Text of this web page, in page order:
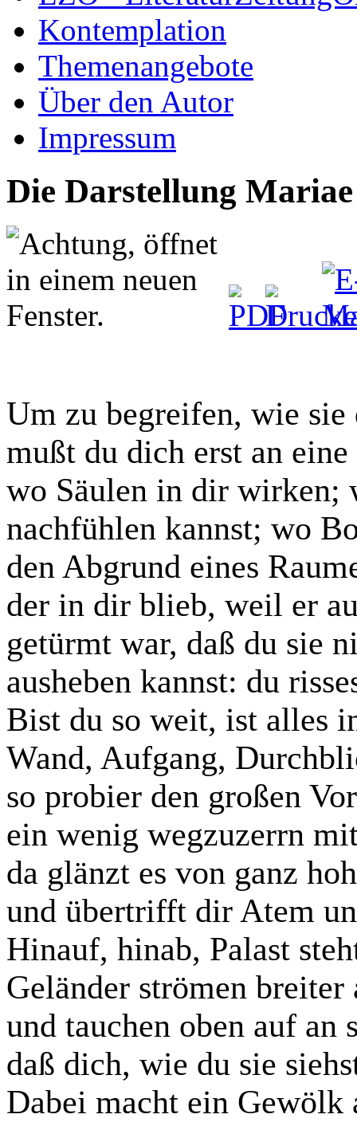
Kontemplation
Themenangebote
Über den Autor
Impressum
Die Darstellung
Um zu begreifen, wie sie
mußt du dich erst an
wo Säulen in dir wirken;
nachfühlen kannst; wo
den Abgrund eines
der in dir blieb, weil er
getürmt war, daß du sie
ausheben kannst: du
Bist du so weit, ist alles
Wand, Aufgang,
so probier den großen
ein wenig wegzuzerrn
da glänzt es von ganz
und übertrifft dir Atem
Hinauf, hinab, Palast
Geländer strömen breiter
und tauchen oben auf an
daß dich, wie du sie
Dabei macht ein Gewölk